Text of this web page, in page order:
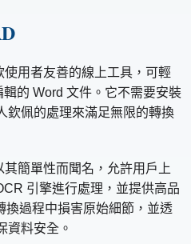
用者友善的線上工具，可輕
的 Word 文件。它不需要安裝
欽佩的處理來滿足無限的轉換
簡單性而聞名，允許用戶上
引擎進行處理，並提供高品
換過程中損害原始細節，並透
資料安全。